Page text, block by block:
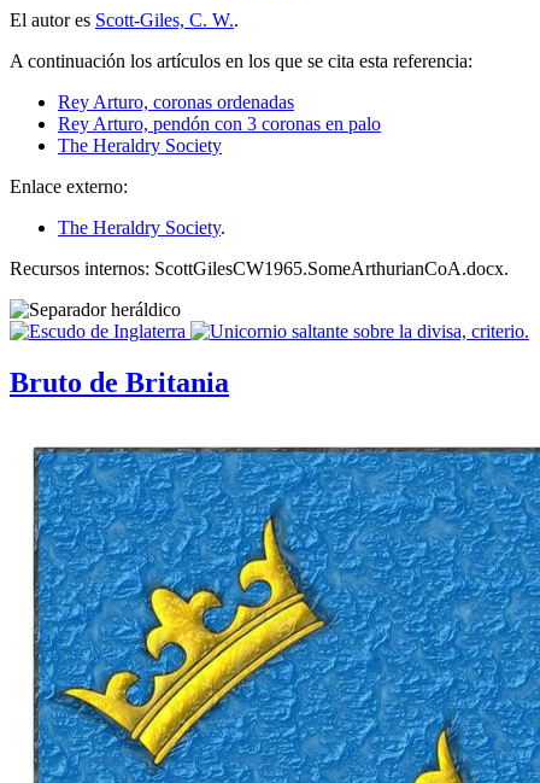
El autor es Scott-Giles, C. W..
A continuación los artículos en los que se cita esta referencia:
Rey Arturo, coronas ordenadas
Rey Arturo, pendón con 3 coronas en palo
The Heraldry Society
Enlace externo:
The Heraldry Society.
Recursos internos: ScottGilesCW1965.SomeArthurianCoA.docx.
Bruto de Britania